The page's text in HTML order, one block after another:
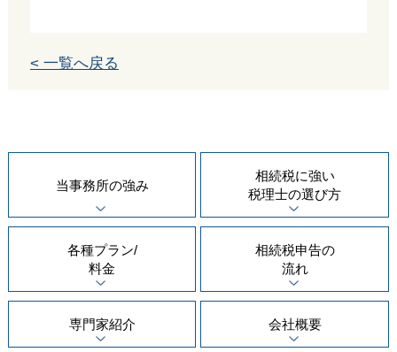
< 一覧へ戻る
当事務所の強み
相続税に強い
税理士の選び方
各種プラン/
料金
相続税申告の
流れ
専門家紹介 会社概要